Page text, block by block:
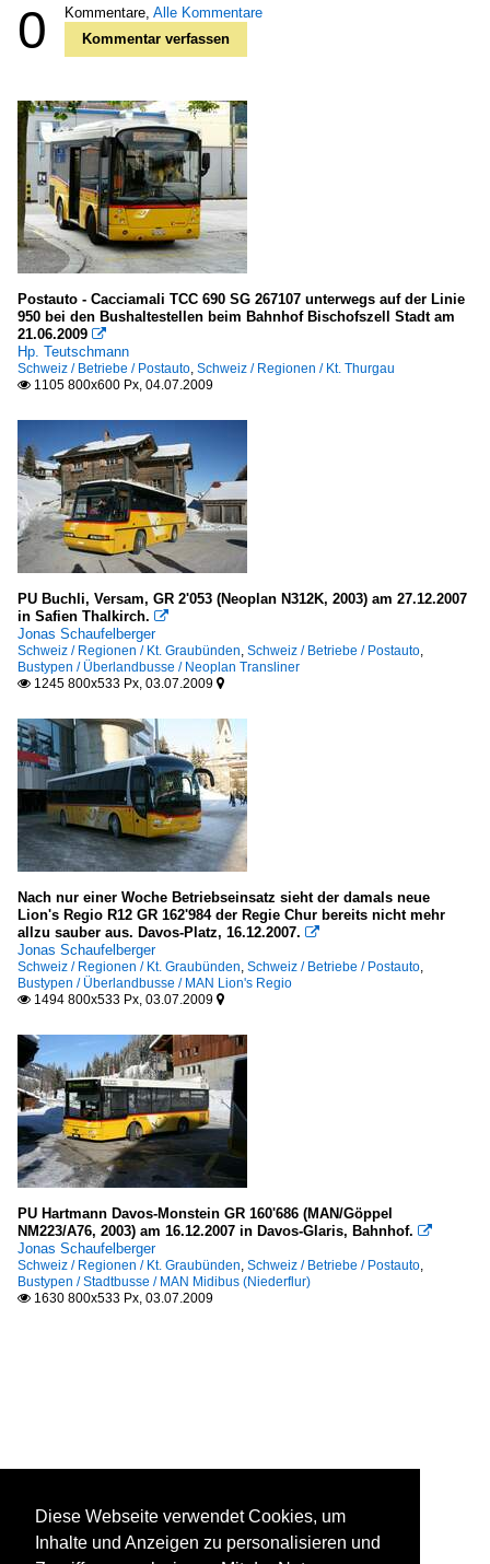
0 Kommentare, Alle Kommentare
Kommentar verfassen
Postauto - Cacciamali TCC 690 SG 267107 unterwegs auf der Linie
950 bei den Bushaltestellen beim Bahnhof Bischofszell Stadt am
21.06.2009 
Hp. Teutschmann
Schweiz / Betriebe / Postauto, Schweiz / Regionen / Kt. Thurgau
 1105 800x600 Px, 04.07.2009
PU Buchli, Versam, GR 2'053 (Neoplan N312K, 2003) am 27.12.2007
in Safien Thalkirch. 
Jonas Schaufelberger
Schweiz / Regionen / Kt. Graubünden, Schweiz / Betriebe / Postauto,
Bustypen / Überlandbusse / Neoplan Transliner
 1245 800x533 Px, 03.07.2009 
Nach nur einer Woche Betriebseinsatz sieht der damals neue
Lion's Regio R12 GR 162'984 der Regie Chur bereits nicht mehr
allzu sauber aus. Davos-Platz, 16.12.2007. 
Jonas Schaufelberger
Schweiz / Regionen / Kt. Graubünden, Schweiz / Betriebe / Postauto,
Bustypen / Überlandbusse / MAN Lion's Regio
 1494 800x533 Px, 03.07.2009 
PU Hartmann Davos-Monstein GR 160'686 (MAN/Göppel
NM223/A76, 2003) am 16.12.2007 in Davos-Glaris, Bahnhof. 
Jonas Schaufelberger
Schweiz / Regionen / Kt. Graubünden, Schweiz / Betriebe / Postauto,
Bustypen / Stadtbusse / MAN Midibus (Niederflur)
 1630 800x533 Px, 03.07.2009
Diese Webseite verwendet Cookies, um
Inhalte und Anzeigen zu personalisieren und